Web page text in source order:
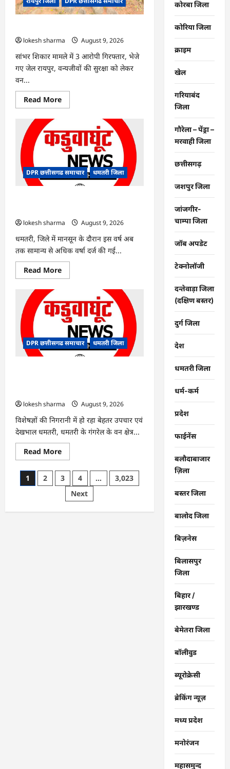
lokesh sharma
August 9, 2026
सांभर शिकार मामले में 3 आरोपी गिरफ्तार, भेजे
गए जेल रायपुर, वन्यजीवों की सुरक्षा को लेकर
वन...
Read MoreRead
more
वन्यजीव
तस्करों
पर
कड़ी
कार्रवाई
DPR छत्तीसगढ समाचार धमतरी जिला
lokesh sharma
August 9, 2026
धमतरी, जिले में मानसून के दौरान इस वर्ष अब
तक सामान्य से अधिक वर्षा दर्ज की गई...
Read MoreRead
more
:
जिले
में
1
जून
अब
तक
678.9
DPR छत्तीसगढ समाचार धमतरी जिला
lokesh sharma
August 9, 2026
विशेषज्ञों की निगरानी में हो रहा बेहतर उपचार एवं
देखभाल धमतरी, धमतरी के गंगरेल के वन क्षेत्र...
Read MoreRead
more
CG
:
गंगरेल
क्षेत्र
Posts
1 2 3 4 …
3,023
Next
कोरबा जिला
कोरिया जिला
क्राइम
खेल
गरियाबंद
जिला
गौरेला – पेंड्रा –
मरवाही जिला
छत्तीसगढ़
जशपुर जिला
जांजगीर-
चाम्पा जिला
जॉब अपडेट
टेक्नोलॉजी
दन्तेवाड़ा जिला
(दक्षिण बस्तर)
दुर्ग जिला
देश
धमतरी जिला
धर्म-कर्म
प्रदेश
फाईनेंस
बलौदाबाजार
ज़िला
बस्तर जिला
बालोद जिला
बिज़नेस
बिलासपुर
जिला
बिहार /
झारखण्ड
बेमेतरा जिला
बॉलीवुड
ब्यूरोक्रेसी
ब्रेकिंग न्यूज़
मध्य प्रदेश
मनोरंजन
महासमुन्द